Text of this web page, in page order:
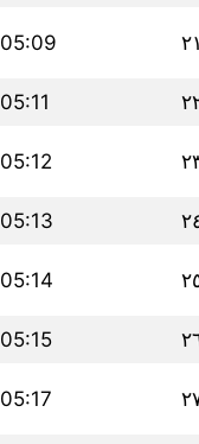
٢١ 05:09
05:11
05:12
05:13
05:14
05:15
05:17